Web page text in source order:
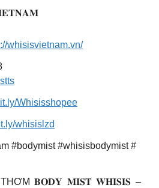
whisisvietnam.vn/
Whisisshopee
whisislzd
#bodymist #whisisbodymist #
𝐁𝐎𝐃𝐘 𝐌𝐈𝐒𝐓 𝐖𝐇𝐈𝐒𝐈𝐒 –